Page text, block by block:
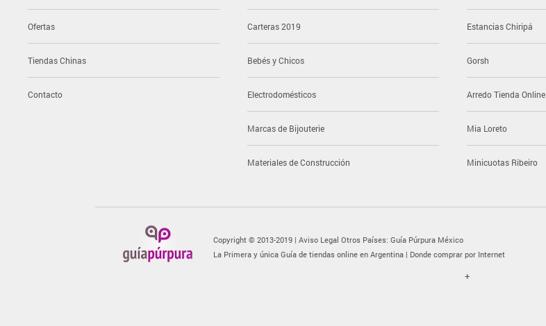
Ofertas
Tiendas Chinas
Contacto
Carteras 2019
Bebés y Chicos
Electrodomésticos
Marcas de Bijouterie
Materiales de Construcción
Estancias Chiripá
Gorsh
Arredo Tienda Online
Mia Loreto
Minicuotas Ribeiro
Copyright © 2013-2019 | Aviso Legal Otros Países: Guía Púrpura México
La Primera y única Guía de tiendas online en Argentina | Donde comprar por Internet
+